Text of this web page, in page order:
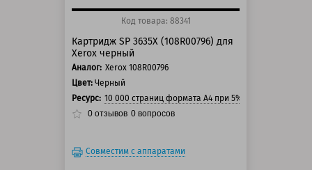
Код товара: 88341
Картридж SP 3635X (108R00796) для
Xerox черный
Аналог: Xerox 108R00796
Цвет: Черный
Ресурс: 10 000 страниц формата А4 при 5% заполнении
0 отзывов 0 вопросов
Совместим с аппаратами